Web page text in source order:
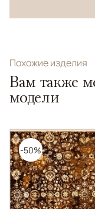
Похожие изделия
Вам также
модели
-50%